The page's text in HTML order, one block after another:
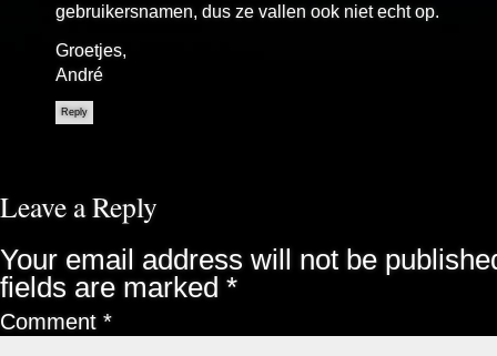
gebruikersnamen, dus ze vallen ook niet echt op.
Groetjes,
André
Reply
Leave a Reply
Your email address will not be
fields are marked *
Comment *